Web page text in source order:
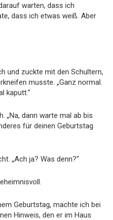
warten, dass ich
dass ich etwas weiß. Aber
und zuckte mit den Schultern,
musste. „Ganz normal.
kaputt.“
„Na, dann warte mal ab bis
für deinen Geburtstag
„Ach ja? Was denn?“
Geburtstag, machte ich bei
Hinweis, den er im Haus